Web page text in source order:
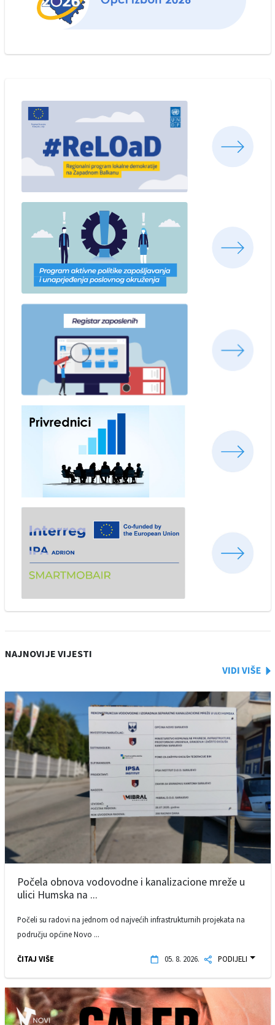
NAJNOVIJE VIJESTI
Počela obnova vodovodne i kanalizacione mreže u
ulici Humska na ...
Počeli su radovi na jednom od najvećih infrastrukturnih projekata na
području općine Novo ...
ČITAJ VIŠE 05. 8. 2026. PODIJELI